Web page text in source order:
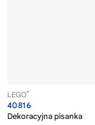
LEGO®
40816
Dekoracyjna pisanka